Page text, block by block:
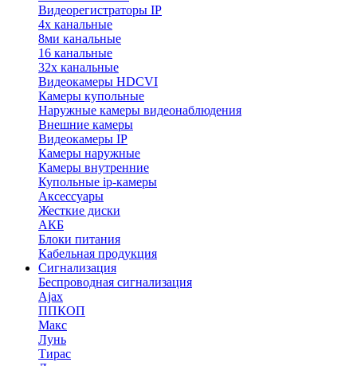
Видеорегистраторы IP
4х канальные
8ми канальные
16 канальные
32x канальные
Видеокамеры HDCVI
Камеры купольные
Наружные камеры видеонаблюдения
Внешние камеры
Видеокамеры IP
Камеры наружные
Камеры внутренние
Купольные ip-камеры
Аксессуары
Жесткие диски
АКБ
Блоки питания
Кабельная продукция
Сигнализация
Беспроводная сигнализация
Ajax
ППКОП
Макс
Лунь
Тирас